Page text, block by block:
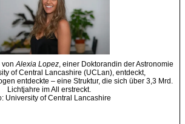
vonAlexia Lopez, einer Doktorandin der Astronomie
of Central Lancashire (UCLan), entdeckt,
entdeckte – eine Struktur, die sich über 3,3 Mrd.
Lichtjahre im All erstreckt.
University of Central Lancashire